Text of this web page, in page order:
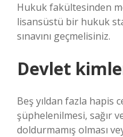
Hukuk fakültesinden
lisansüstü bir hukuk
sınavını geçmelisiniz.
Devlet
Beş yıldan fazla hapis
şüphelenilmesi, sağır
doldurmamış olması